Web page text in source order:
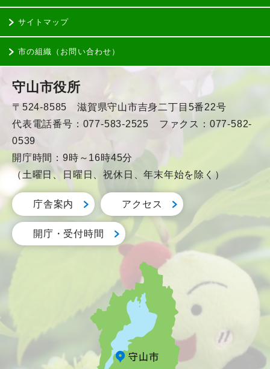
サイトマップ
市の組織（お問い合わせ）
守山市役所
〒524-8585 滋賀県守山市吉身二丁目5番22号
代表電話番号：077-583-2525 ファクス：077-582-
0539
開庁時間：9時～16時45分
（土曜日、日曜日、祝休日、年末年始を除く）
庁舎案内 アクセス
開庁・受付時間